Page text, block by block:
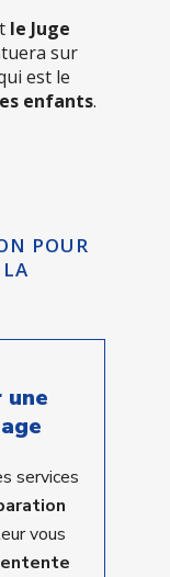
le Juge
sur
est le
enfants.
POUR
une
services
vous